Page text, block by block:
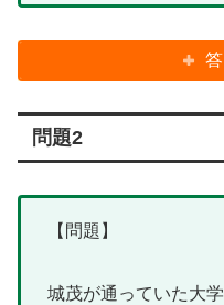
問題2
【問題】
城茂が通っていた大学